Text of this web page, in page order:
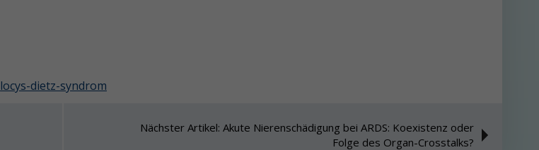
locys-dietz-syndrom
Nächster Artikel: Akute Nierenschädigung bei ARDS: Koexistenz oder
Folge des Organ-Crosstalks?